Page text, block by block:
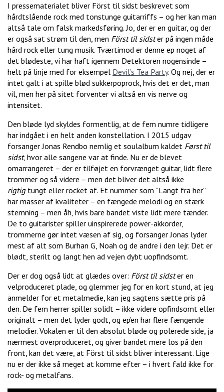
I pressematerialet bliver Först til sidst beskrevet som
hårdtslående rock med tonstunge guitarriffs – og her kan man
altså tale om falsk markedsføring. Jo, der er en guitar, og der
er også sat strøm til den, men Först til sidster på ingen måde
hård rock eller tung musik. Tværtimod er denne ep noget af
det blødeste, vi har haft igennem Detektoren nogensinde –
helt på linje med for eksempel Devil’s Tea Party. Og nej, der er
intet galt i at spille blød sukkerpoprock, hvis det er det, man
vil, men her på sitet forventer vi altså en vis nerve og
intensitet.
Den bløde lyd skyldes formentlig, at de fem numre tidligere
har indgået i en helt anden konstellation. I 2015 udgav
forsanger Jonas Rendbo nemlig et soulalbum kaldet Først til
sidst, hvor alle sangene var at finde. Nu er de blevet
omarrangeret – der er tilføjet en forvrænget guitar, lidt flere
trommer og så videre – men det bliver det altså ikke
rigtig tungt eller rocket af. Et nummer som ”Langt fra her”
har masser af kvaliteter – en fængede melodi og en stærk
stemning – men åh, hvis bare bandet viste lidt mere tænder.
De to guitarister spiller uinspirerede power-akkorder,
trommerne gør intet væsen af sig, og forsanger Jonas lyder
mest af alt som Burhan G, Noah og de andre i den lejr. Det er
blødt, sterilt og langt hen ad vejen dybt uopfindsomt.
Der er dog også lidt at glædes over: Först til sidster en
velproduceret plade, og glemmer jeg for en kort stund, at jeg
anmelder for et metalmedie, kan jeg sagtens sætte pris på
den. De fem herrer spiller solidt – ikke videre opfindsomt eller
originalt – men det lyder godt, og ep’en har flere fængende
melodier. Vokalen er til den absolut bløde og polerede side, ja
nærmest overproduceret, og giver bandet mere los på den
front, kan det være, at Först til sidst bliver interessant. Lige
nu er der ikke så meget at komme efter – i hvert fald ikke for
rock- og metalfans.